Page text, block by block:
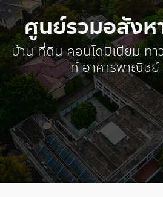
ศูนย์รวมอสัง
บ้าน ที่ดิน คอนโดมิเนียม ทา
ท์ อาคารพาณิชย์